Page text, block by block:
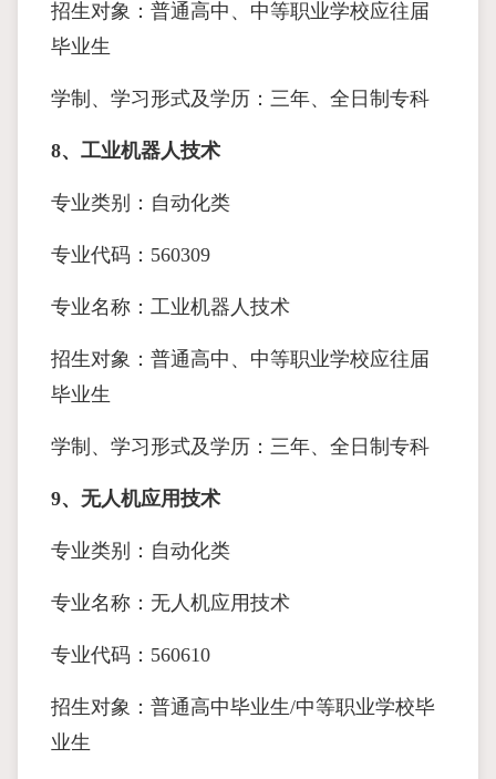
招生对象：普通高中、中等职业学校应往届
毕业生
学制、学习形式及学历：三年、全日制专科
8、工业机器人技术
专业类别：自动化类
专业代码：560309
专业名称：工业机器人技术
招生对象：普通高中、中等职业学校应往届
毕业生
学制、学习形式及学历：三年、全日制专科
9、无人机应用技术
专业类别：自动化类
专业名称：无人机应用技术
专业代码：560610
招生对象：普通高中毕业生/中等职业学校毕
业生